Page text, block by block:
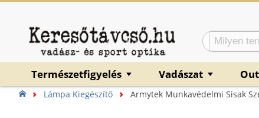
Természetfigyelés ▼ Vadászat ▼
Lámpa Kiegészítő Armytek Munkavédelmi Sisak